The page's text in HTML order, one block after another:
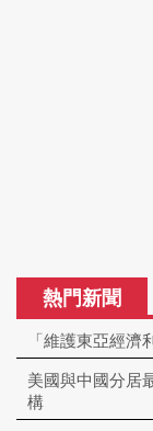
熱門新聞
「維護東亞經
美國與中國分居
構